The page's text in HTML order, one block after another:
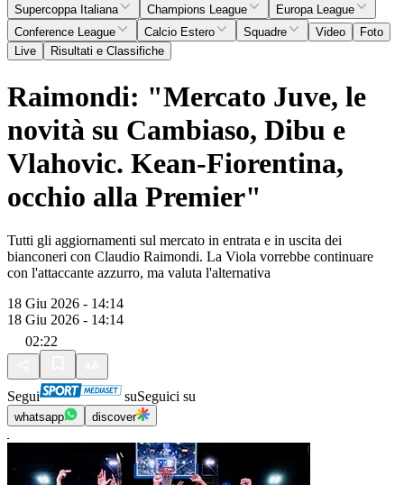
Supercoppa Italiana
Champions League
Europa League
Conference League
Calcio Estero Squadre Video
Foto
Live
Risultati e Classifiche
Raimondi: "Mercato Juve, le
novità su Cambiaso, Dibu e
Vlahovic. Kean-Fiorentina,
occhio alla Premier"
Tutti gli aggiornamenti sul mercato in entrata e in uscita dei
bianconeri con Claudio Raimondi. La Viola vorrebbe continuare
con l'attaccante azzurro, ma valuta l'alternativa
18 Giu 2026 - 14:14
18 Giu 2026 - 14:14
02:22
Segui suSeguici su
whatsapp discover